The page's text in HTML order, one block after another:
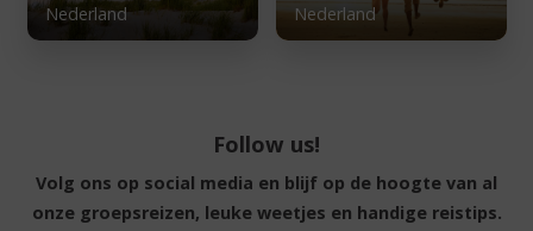
Nederland Nederland
Follow us!
Volg ons op social media en blijf op de hoogte van al
onze groepsreizen, leuke weetjes en handige reistips.